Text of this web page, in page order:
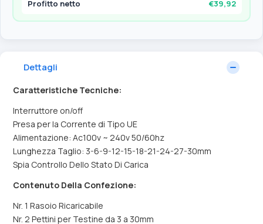
Profitto netto €39,92
Dettagli
Caratteristiche Tecniche:
Interruttore on/off
Presa per la Corrente di Tipo UE
Alimentazione: Ac100v ~ 240v 50/60hz
Lunghezza Taglio: 3-6-9-12-15-18-21-24-27-30mm
Spia Controllo Dello Stato Di Carica
Contenuto Della Confezione:
Nr. 1 Rasoio Ricaricabile
Nr. 2 Pettini per Testine da 3 a 30mm